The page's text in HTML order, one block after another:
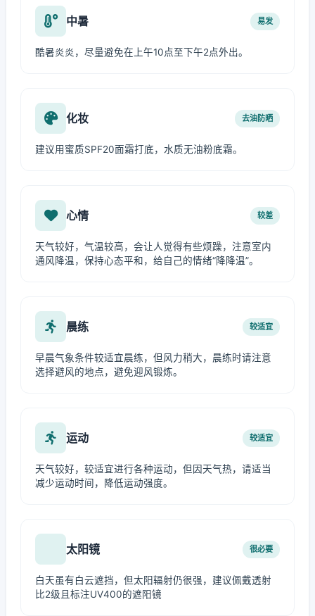
中暑 易发
酷暑炎炎，尽量避免在上午10点至下午2点外出。
化妆 去油防晒
建议用蜜质SPF20面霜打底，水质无油粉底霜。
心情 较差
天气较好，气温较高，会让人觉得有些烦躁，注意室内
通风降温，保持心态平和，给自己的情绪“降降温”。
晨练 较适宜
早晨气象条件较适宜晨练，但风力稍大，晨练时请注意
选择避风的地点，避免迎风锻炼。
运动 较适宜
天气较好，较适宜进行各种运动，但因天气热，请适当
减少运动时间，降低运动强度。
太阳镜 很必要
白天虽有白云遮挡，但太阳辐射仍很强，建议佩戴透射
比2级且标注UV400的遮阳镜